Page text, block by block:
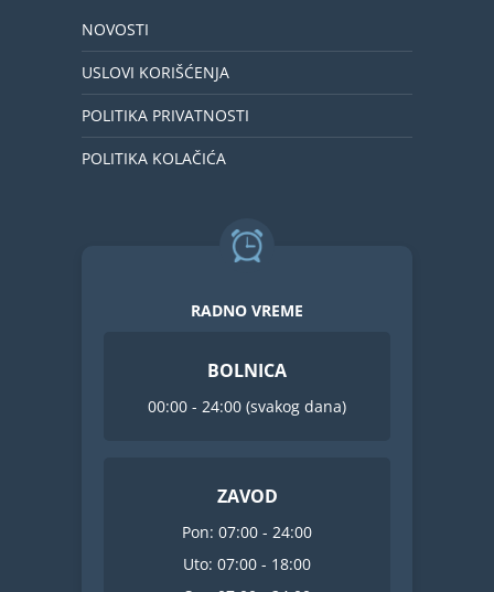
NOVOSTI
USLOVI KORIŠĆENJA
POLITIKA PRIVATNOSTI
POLITIKA KOLAČIĆA
RADNO VREME
BOLNICA
00:00 - 24:00 (svakog dana)
ZAVOD
Pon: 07:00 - 24:00
Uto: 07:00 - 18:00